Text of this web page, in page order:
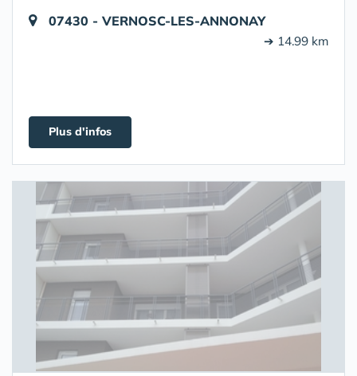
07430 - VERNOSC-LES-ANNONAY
➔ 14.99 km
Plus d'infos